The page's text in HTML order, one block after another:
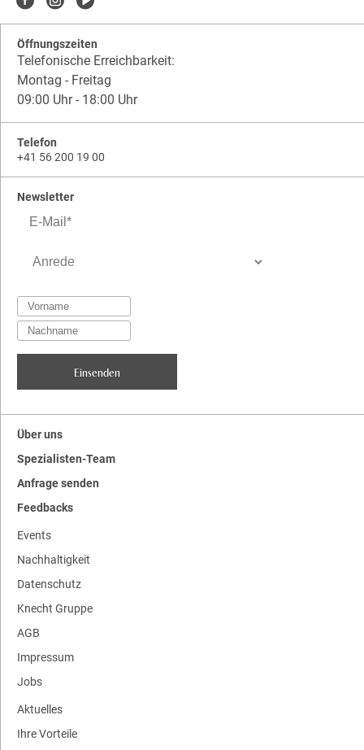
Öffnungszeiten
Telefonische Erreichbarkeit:
Montag - Freitag
09:00 Uhr - 18:00 Uhr
Telefon
+41 56 200 19 00
Newsletter
Über uns
Spezialisten-Team
Anfrage senden
Feedbacks
Events
Nachhaltigkeit
Datenschutz
Knecht Gruppe
AGB
Impressum
Jobs
Aktuelles
Ihre Vorteile